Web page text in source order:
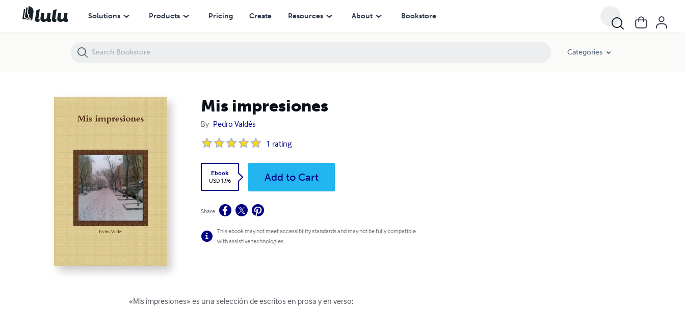
Solutions Products Pricing Create Resources About Bookstore
Categories
Mis impresiones
By Pedro Valdés
1 rating
Ebook
USD 1.96
Add to Cart
Share
This ebook may not meet accessibility standards and may not be fully compatible
with assistive technologies.
«Mis impresiones» es una selección de escritos en prosa y en verso:
Mis impresiones